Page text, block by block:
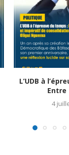
L’UDB à
Entre
4